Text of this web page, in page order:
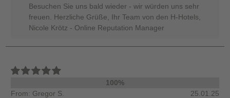
Besuchen Sie uns bald wieder - wir würden uns sehr
freuen. Herzliche Grüße, Ihr Team von den H-Hotels,
Nicole Krötz - Online Reputation Manager
100%
From: Gregor S.
25.01.25